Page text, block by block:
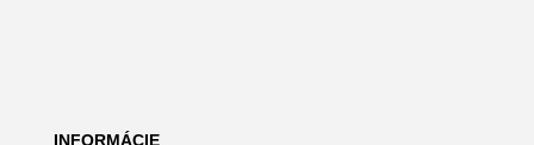
INFORMÁCIE